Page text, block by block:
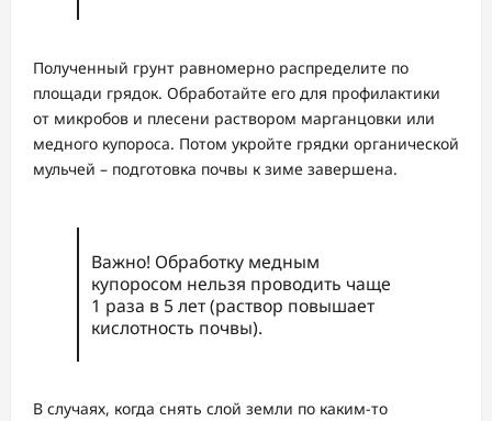
Полученный грунт равномерно распределите по
площади грядок. Обработайте его для профилактики
от микробов и плесени раствором марганцовки или
медного купороса. Потом укройте грядки органической
мульчей – подготовка почвы к зиме завершена.
Важно! Обработку медным
купоросом нельзя проводить чаще
1 раза в 5 лет (раствор повышает
кислотность почвы).
В случаях, когда снять слой земли по каким-то